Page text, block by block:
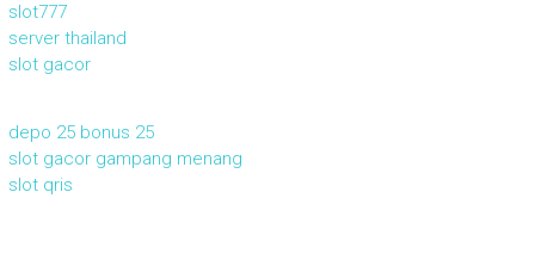
slot777
server thailand
slot gacor
depo 25 bonus 25
slot gacor gampang menang
slot qris